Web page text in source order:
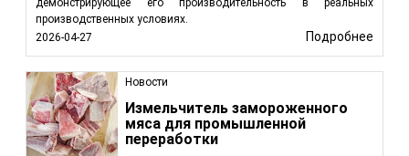
производственных условиях.
2026-04-27
Подробнее
Новости
Измельчитель замороженного
мяса для промышленной
переработки